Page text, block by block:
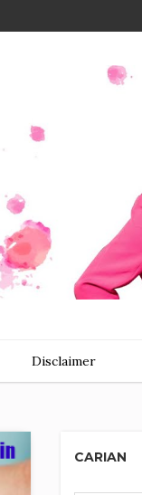
Disclaimer
CARIAN